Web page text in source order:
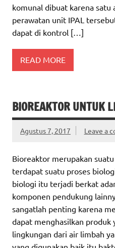
komunal dibuat karena satu
perawatan unit IPAL
dapat di kontrol […]
READ MORE
BIOREAKTOR UNTUK
Agustus 7, 2017 Leave a
Bioreaktor merupakan
terdapat suatu proses
biologi itu terjadi berkat
komponen pendukung
sangatlah penting karena
dapat menghasilkan produk
lingkungan dari air limbah